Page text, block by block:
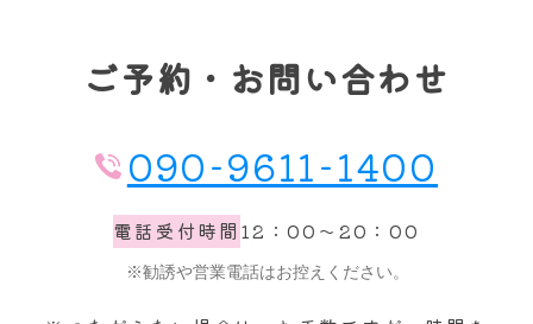
ご予約・お問い合わせ
090-9611-1400
電話受付時間 12：00～20：00